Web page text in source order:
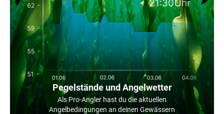
Pegelstände und Angelwetter
Als Pro-Angler hast du die aktuellen
Angelbedingungen an deinen Gewässern